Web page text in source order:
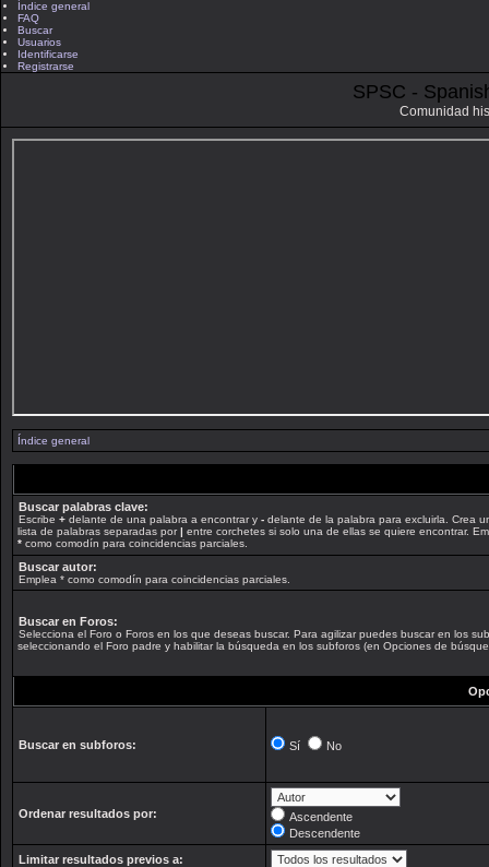
Índice general
FAQ
Buscar
Usuarios
Identificarse
Registrarse
SPSC -
Comunidad
Índice general
Buscar palabras clave:
Escribe + delante de una palabra a encontrar y - delante de la palabra para excluirla. Crea
lista de palabras separadas por| entre corchetes si solo una de ellas se quiere encontrar.
* como comodín para coincidencias parciales.
Buscar autor:
Emplea * como comodín para coincidencias parciales.
Buscar en Foros:
Selecciona el Foro o Foros en los que deseas buscar. Para agilizar puedes buscar en los
seleccionando el Foro padre y habilitar la búsqueda en los subforos (en Opciones de
Buscar en subforos: Sí No
Ordenar resultados por:
Ascendente
Descendente
Limitar resultados previos a: